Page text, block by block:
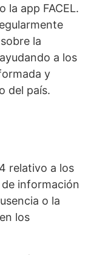
la app FACEL.
la
a los
y
del país.
relativo a los
información
o la
los